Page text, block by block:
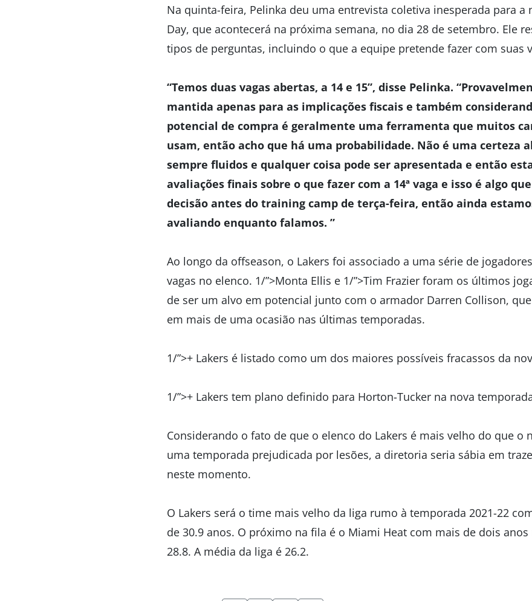
Na quinta-feira, Pelinka deu uma entrevista coletiva inesperada para a
Day, que acontecerá na próxima semana, no dia 28 de setembro. Ele
tipos de perguntas, incluindo o que a equipe pretende fazer com suas
“Temos duas vagas abertas, a 14 e 15”, disse Pelinka.
mantida apenas para as implicações fiscais e também
potencial de compra é geralmente uma ferramenta que muitos
usam, então acho que há uma probabilidade. Não é uma certeza
sempre fluidos e qualquer coisa pode ser apresentada e então
avaliações finais sobre o que fazer com a 14ª vaga e isso é algo
decisão antes do training camp de terça-feira, então ainda
avaliando enquanto falamos. ”
Ao longo da offseason, o Lakers foi associado a uma série de
vagas no elenco. 1/”>Monta Ellis e 1/”>Tim Frazier foram os últimos
de ser um alvo em potencial junto com o armador Darren Collison,
em mais de uma ocasião nas últimas temporadas.
1/”>+ Lakers é listado como um dos maiores possíveis fracassos da
1/”>+ Lakers tem plano definido para Horton-Tucker na nova
Considerando o fato de que o elenco do Lakers é mais velho do que o
uma temporada prejudicada por lesões, a diretoria seria sábia em
neste momento.
O Lakers será o time mais velho da liga rumo à temporada 2021-22
de 30.9 anos. O próximo na fila é o Miami Heat com mais de dois
28.8. A média da liga é 26.2.